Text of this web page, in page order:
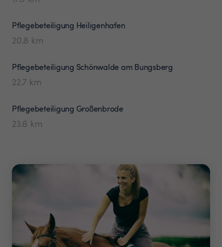
Pflegebeteiligung Heiligenhafen
20.8 km
Pflegebeteiligung Schönwalde am Bungsberg
22.7 km
Pflegebeteiligung Großenbrode
23.6 km